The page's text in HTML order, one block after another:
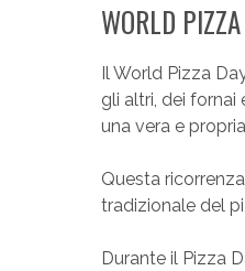
WORLD
Il World Pizza
gli altri, dei fornai
una vera e
Questa
tradizionale del
Durante il Pizza